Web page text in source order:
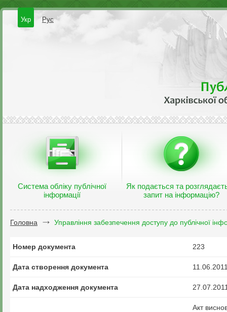
Укр Рус
Система обліку публічної
інформації
Як подається та
запит на інформацію?
Головна Управління забезпечення доступу до публічної
Номер документа 223
Дата створення документа
Дата надходження документа
Акт